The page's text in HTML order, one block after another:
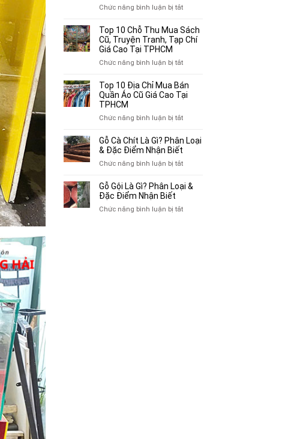
Chức năng bình luận bị tắtở
4
Địa
Xe
Ba
Cũ,
Lôi
Cũ
Tại
Top 10 Chỗ Thu Mua Sách
Cũ, Truyện Tranh, Tạp Chí
Giá Cao Tại TPHCM
Chức năng bình luận bị tắtở
10
Chỗ
Truyện
Tranh,
Tạp
Giá
Tại
Top 10 Địa Chỉ Mua Bán
Quần Áo Cũ Giá Cao Tại
TPHCM
Chức năng bình luận bị tắtở
10
Địa
Mua
Quần
Cũ
Gỗ Cà Chít Là Gì? Phân Loại
& Đặc Điểm Nhận Biết
Chức năng bình luận bị tắtở
Cà
Gì?
Gỗ Gội Là Gì? Phân Loại &
Đặc Điểm Nhận Biết
Chức năng bình luận bị tắtở